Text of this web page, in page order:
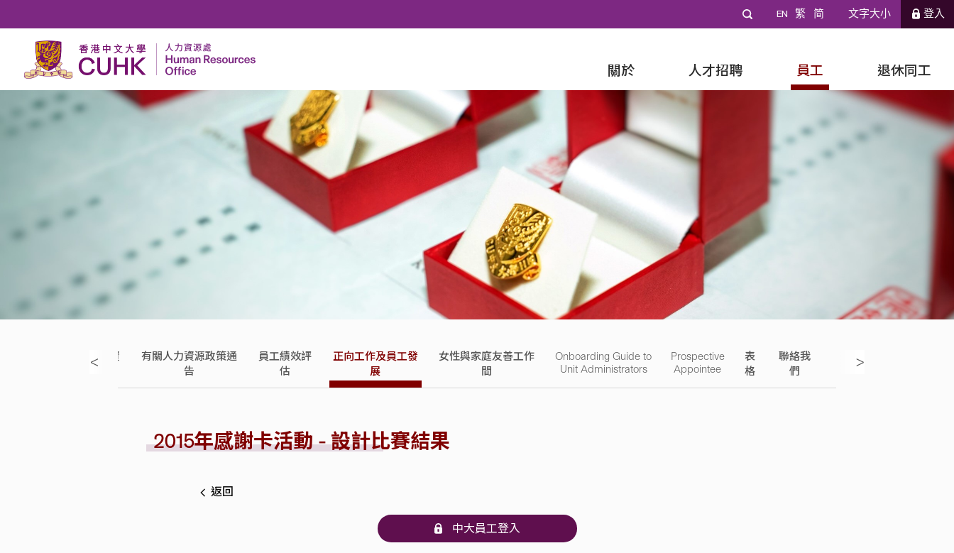
EN 繁 简 文字大小 登入
關於 人才招聘 員工 退休同工
< >
員工薪酬資
有關人力資源政策通
告
員工績效評
估
正向工作及員工發
展
女性與家庭友善工作
間
Onboarding Guide to
Unit Administrators
Prospective
Appointee
表
格
聯絡我
們
2015年感謝卡活動 - 設計比賽結果
返回
中大員工登入